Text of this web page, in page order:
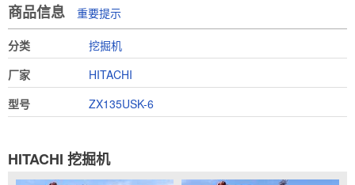
商品信息 重要提示
分类
挖掘机
厂家
HITACHI
型号
ZX135USK-6
HITACHI 挖掘机